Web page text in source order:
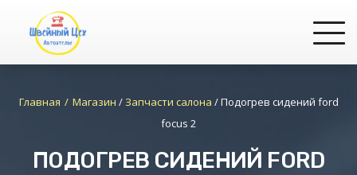
Главная Магазин / Запчасти салона /Подогрев сидений ford
focus 2
ПОДОГРЕВ СИДЕНИЙ FORD